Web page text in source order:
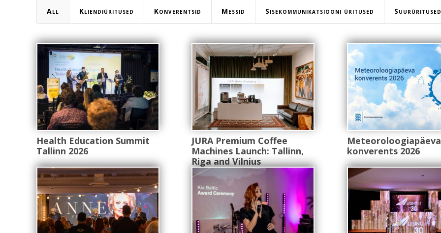
All Kliendiüritused Konverentsid Messid Sisekommunikatsiooni üritused Suurüritused
Health Education Summit
Tallinn 2026
JURA Premium Coffee
Machines Launch: Tallinn,
Riga and Vilnius
Meteoroloogiapäeva
konverents 2026